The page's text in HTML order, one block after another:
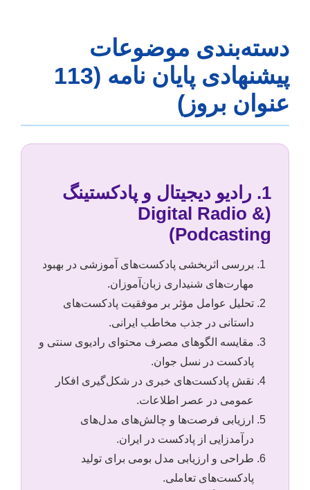
دسته‌بندی موضوعات
پیشنهادی پایان نامه (113
عنوان بروز)
1. رادیو دیجیتال و پادکستینگ
(Digital Radio &
Podcasting)
بررسی اثربخشی پادکست‌های آموزشی در بهبود
مهارت‌های شنیداری زبان‌آموزان.
تحلیل عوامل مؤثر بر موفقیت پادکست‌های
داستانی در جذب مخاطب ایرانی.
مقایسه الگوهای مصرف محتوای رادیوی سنتی و
پادکست در نسل جوان.
نقش پادکست‌های خبری در شکل‌گیری افکار
عمومی در عصر اطلاعات.
ارزیابی فرصت‌ها و چالش‌های مدل‌های
درآمدزایی از پادکست در ایران.
طراحی و ارزیابی مدل بومی برای تولید
پادکست‌های تعاملی.